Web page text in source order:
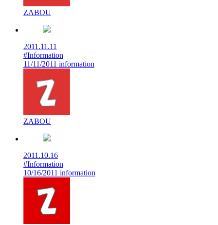
ZABOU
2011.11.11
#Information
11/11/2011 information
ZABOU
2011.10.16
#Information
10/16/2011 information